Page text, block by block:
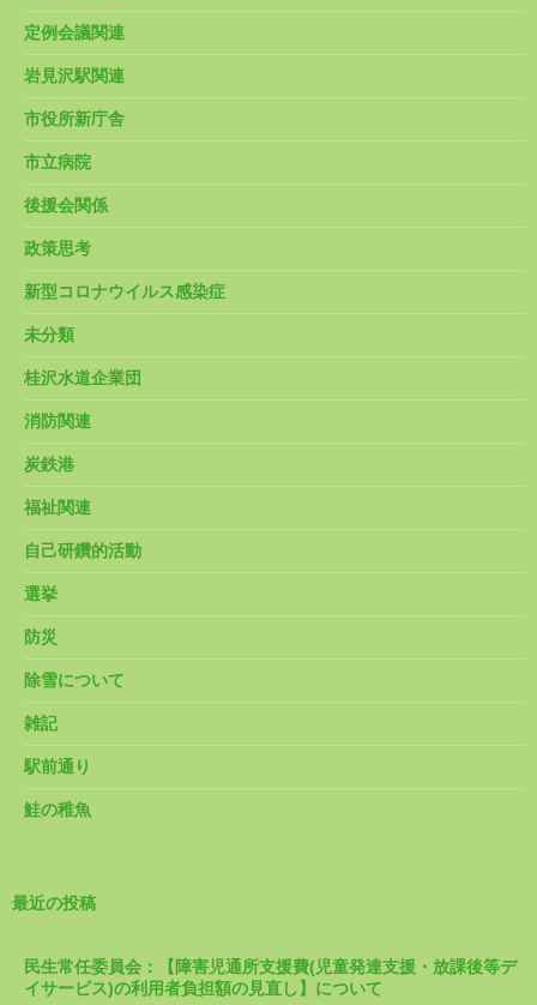
定例会議関連
岩見沢駅関連
市役所新庁舎
市立病院
後援会関係
政策思考
新型コロナウイルス感染症
未分類
桂沢水道企業団
消防関連
炭鉄港
福祉関連
自己研鑽的活動
選挙
防災
除雪について
雑記
駅前通り
鮭の稚魚
最近の投稿
民生常任委員会：【障害児通所支援費(児童発達支援・放課後等デ
イサービス)の利用者負担額の見直し】について